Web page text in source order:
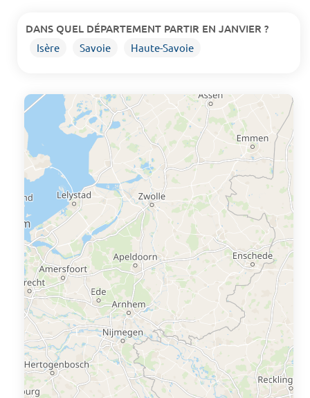
éviter la foule. Après le...
DANS QUEL DÉPARTEMENT PARTIR EN JANVIER ?
Isère Savoie Haute-Savoie